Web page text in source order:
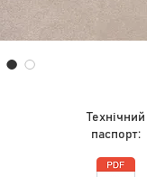
Технічний
паспорт: